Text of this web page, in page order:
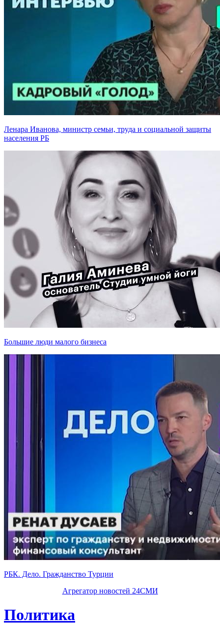
Ленара Иванова, министр семьи, труда и социальной защиты
населения РБ
Большие люди малого бизнеса
РБК. Дело. Гражданство Турции
Агрегатор новостей 24СМИ
Политика